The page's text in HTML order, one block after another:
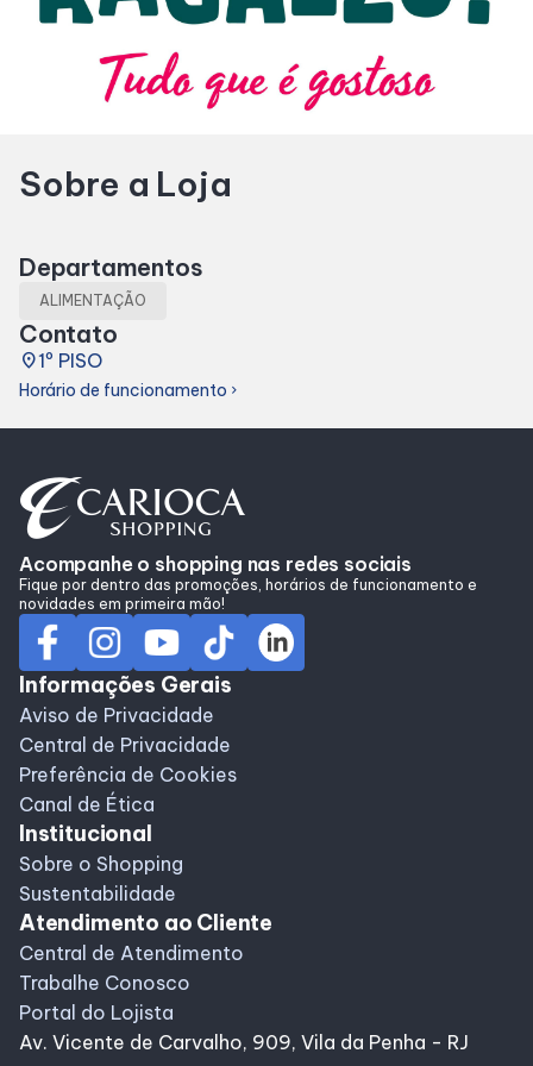
Cinema
Eventos
Lojas
Alimentação
Programa de benefícios
Sobre a Loja
Departamentos
ALIMENTAÇÃO
Contato
place1º PISO
Horário de funcionamento chevron_right
Acompanhe o shopping nas redes sociais
Fique por dentro das promoções, horários de funcionamento e
novidades em primeira mão!
Informações Gerais
Aviso de Privacidade
Central de Privacidade
Preferência de Cookies
Canal de Ética
Institucional
Sobre o Shopping
Sustentabilidade
Atendimento ao Cliente
Central de Atendimento
Trabalhe Conosco
Portal do Lojista
Av. Vicente de Carvalho, 909, Vila da Penha - RJ